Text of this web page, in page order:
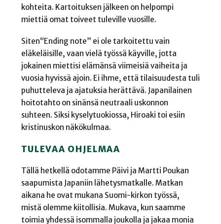
kohteita. Kartoituksen jälkeen on helpompi
miettiä omat toiveet tuleville vuosille.
Siten“Ending note” ei ole tarkoitettu vain
eläkeläisille, vaan vielä työssä käyville, jotta
jokainen miettisi elämänsä viimeisiä vaiheita ja
vuosia hyvissä ajoin. Ei ihme, että tilaisuudesta tuli
puhutteleva ja ajatuksia herättävä. Japanilainen
hoitotahto on sinänsä neutraali uskonnon
suhteen. Siksi kyselytuokiossa, Hiroaki toi esiin
kristinuskon näkökulmaa.
TULEVAA OHJELMAA
Tällä hetkellä odotamme Päivi ja Martti Poukan
saapumista Japaniin lähetysmatkalle. Matkan
aikana he ovat mukana Suomi-kirkon työssä,
mistä olemme kiitollisia. Mukava, kun saamme
toimia yhdessä isommalla joukolla ja jakaa monia